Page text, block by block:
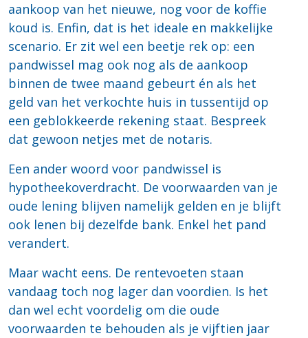
aankoop van het nieuwe, nog voor de koffie
koud is. Enfin, dat is het ideale en makkelijke
scenario. Er zit wel een beetje rek op: een
pandwissel mag ook nog als de aankoop
binnen de twee maand gebeurt én als het
geld van het verkochte huis in tussentijd op
een geblokkeerde rekening staat. Bespreek
dat gewoon netjes met de notaris.
Een ander woord voor pandwissel is
hypotheekoverdracht. De voorwaarden van je
oude lening blijven namelijk gelden en je blijft
ook lenen bij dezelfde bank. Enkel het pand
verandert.
Maar wacht eens. De rentevoeten staan
vandaag toch nog lager dan voordien. Is het
dan wel echt voordelig om die oude
voorwaarden te behouden als je vijftien jaar